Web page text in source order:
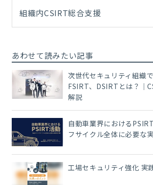
組織内CSIRT総合支援
あわせて読みたい記事
次世代セキュリティ組織
FSIRT、DSIRTとは？｜
解説
自動車業界における
フサイクル全体に必要な
工場セキュリティ強化 実